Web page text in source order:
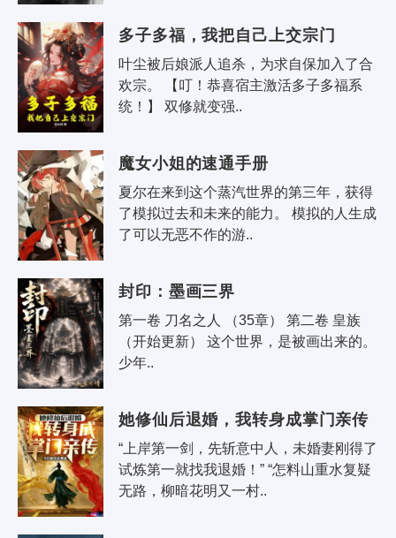
多子多福，我把自己上交宗门
叶尘被后娘派人追杀，为求自保加入了合
欢宗。 【叮！恭喜宿主激活多子多福系
统！】 双修就变强..
魔女小姐的速通手册
夏尔在来到这个蒸汽世界的第三年，获得
了模拟过去和未来的能力。 模拟的人生成
了可以无恶不作的游..
封印：墨画三界
第一卷 刀名之人 （35章） 第二卷 皇族
（开始更新） 这个世界，是被画出来的。
少年..
她修仙后退婚，我转身成掌门亲传
“上岸第一剑，先斩意中人，未婚妻刚得了
试炼第一就找我退婚！” “怎料山重水复疑
无路，柳暗花明又一村..